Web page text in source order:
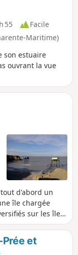
55
Facile
Maritime)
son estuaire
ouvrant la vue
d'abord un
île chargée
sur les îles
et